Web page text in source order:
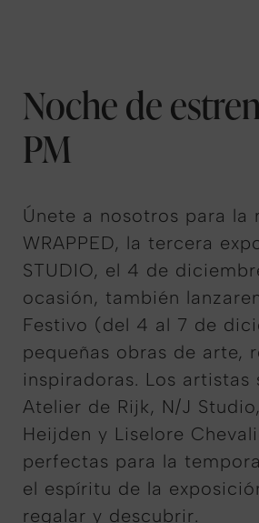
Noche de
PM
Únete a nosotros para la
WRAPPED, la tercera
STUDIO, el 4 de
ocasión, también
Festivo (del 4 al 7 de
pequeñas obras de arte,
inspiradoras. Los
Atelier de Rijk, N/J
Heijden y Liselore
perfectas para la
el espíritu de la
regalar y descubrir.